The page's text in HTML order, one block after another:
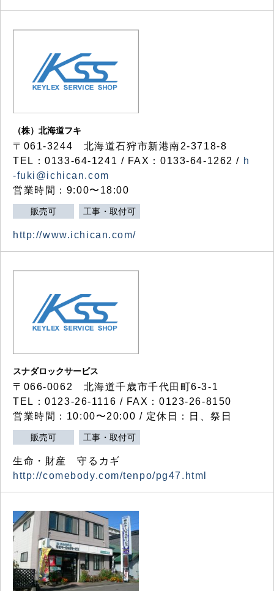
（株）北海道フキ
〒061-3244 北海道石狩市新港南2-3718-8
TEL：0133-64-1241 / FAX：0133-64-1262 / h
-fuki@ichican.com
営業時間：9:00〜18:00
販売可 工事・取付可
http://www.ichican.com/
スナダロックサービス
〒066-0062 北海道千歳市千代田町6-3-1
TEL：0123-26-1116 / FAX：0123-26-8150
営業時間：10:00〜20:00 / 定休日：日、祭日
販売可 工事・取付可
生命・財産 守るカギ
http://comebody.com/tenpo/pg47.html